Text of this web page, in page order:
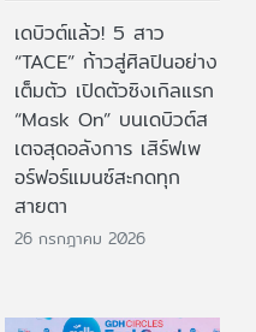
เดบิวต์แล้ว! 5 สาว
“TACE” ก้าวสู่ศิลปินอย่าง
เต็มตัว เปิดตัวซิงเกิลแรก
“Mask On” บนเดบิวต์ส
เตจสุดอลังการ เสิร์ฟเพ
อร์ฟอร์แมนซ์สะกดทุก
สายตา
26 กรกฎาคม 2026